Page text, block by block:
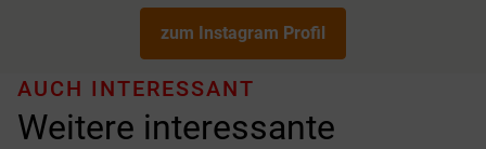
zum Instagram Profil
Weitere interessante
AUCH INTERESSANT